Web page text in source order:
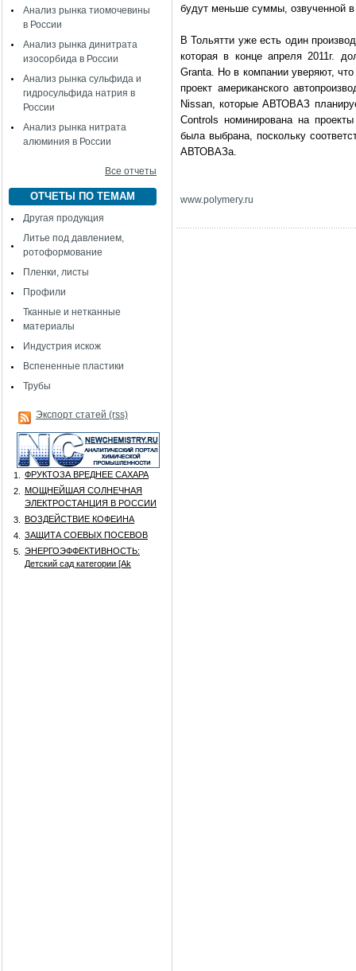
Анализ рынка тиомочевины
в России
Анализ рынка динитрата
изосорбида в России
Анализ рынка сульфида и
гидросульфида натрия в
России
Анализ рынка нитрата
алюминия в России
Все отчеты
ОТЧЕТЫ ПО ТЕМАМ
Другая продукция
Литье под давлением,
ротоформование
Пленки, листы
Профили
Тканные и нетканные
материалы
Индустрия искож
Вспененные пластики
Трубы
Экспорт статей (rss)
1.
ФРУКТОЗА ВРЕДНЕЕ САХАРА
2.
МОЩНЕЙШАЯ СОЛНЕЧНАЯ
ЭЛЕКТРОСТАНЦИЯ В РОССИИ
3.
ВОЗДЕЙСТВИЕ КОФЕИНА
4.
ЗАЩИТА СОЕВЫХ ПОСЕВОВ
5.
ЭНЕРГОЭФФЕКТИВНОСТЬ:
Детский сад категории [Аk
будут меньше суммы, озвученной в
В Тольятти уже есть один
которая в конце апреля 2011г.
Granta. Но в компании уверяют,
проект американского
Nissan, которые АВТОВАЗ
Controls номинирована на
была выбрана, поскольку
АВТОВАЗа.
www.polymery.ru